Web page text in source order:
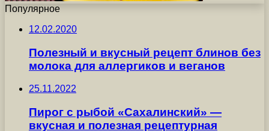
Популярное
12.02.2020
Полезный и вкусный рецепт блинов без
молока для аллергиков и веганов
25.11.2022
Пирог с рыбой «Сахалинский» —
вкусная и полезная рецептурная